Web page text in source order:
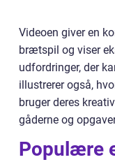
Videoen giver en
brætspil og viser
udfordringer, der
illustrerer også,
bruger deres
gåderne og
Populære